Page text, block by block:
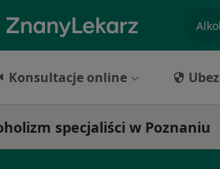
Konsultacje online
specjaliści w Poznaniu